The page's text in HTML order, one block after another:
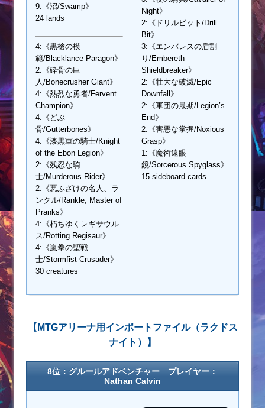
9:《沼/Swamp》
24 lands
4:《黒槍の模
範/Blacklance Paragon》
2:《砕骨の巨
人/Bonecrusher Giant》
4:《熱烈な勇者/Fervent
Champion》
4:《どぶ
骨/Gutterbones》
4:《漆黒軍の騎士/Knight
of the Ebon Legion》
2:《残忍な騎
士/Murderous Rider》
2:《悪ふざけの名人、ラ
ンクル/Rankle, Master of
Pranks》
4:《朽ちゆくレギサウル
ス/Rotting Regisaur》
4:《嵐拳の聖戦
士/Stormfist Crusader》
30 creatures
Night》
2:《ドリルビット/Drill
Bit》
3:《エンバレスの盾割
り/Embereth
Shieldbreaker》
2:《壮大な破滅/Epic
Downfall》
2:《軍団の最期/Legion’s
End》
2:《害悪な掌握/Noxious
Grasp》
1:《魔術遠眼
鏡/Sorcerous Spyglass》
15 sideboard cards
【MTGアリーナ用インポートファイル（ラクドス
ナイト）】
8位：グルールアドベンチャー プレイヤー：
Nathan Calvin